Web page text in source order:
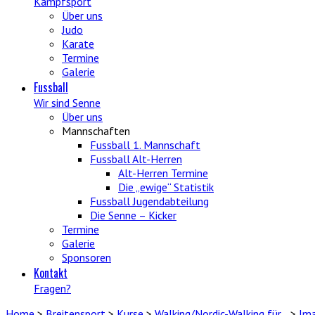
Über uns
Judo
Karate
Termine
Galerie
Fussball
Wir sind Senne
Über uns
Mannschaften
Fussball 1. Mannschaft
Fussball Alt-Herren
Alt-Herren Termine
Die „ewige“ Statistik
Fussball Jugendabteilung
Die Senne – Kicker
Termine
Galerie
Sponsoren
Kontakt
Fragen?